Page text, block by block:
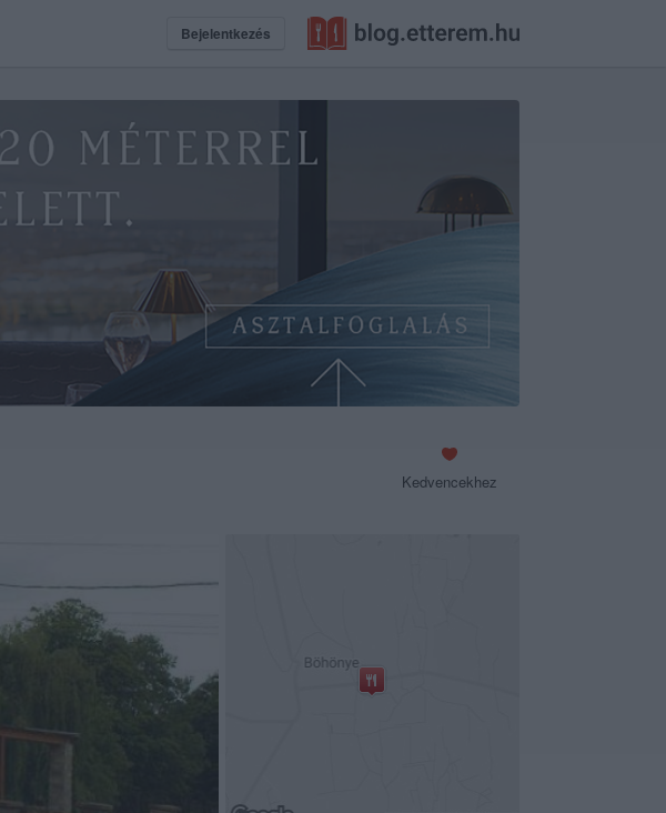
Bejelentkezés
Kedvencekhez